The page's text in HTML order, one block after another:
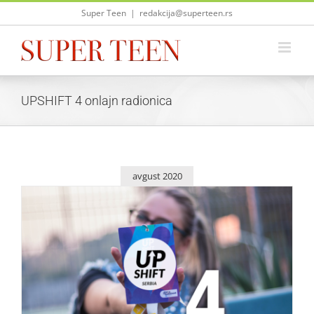
Skip
Super Teen | redakcija@superteen.rs
UPSHIFT 4 onlajn radionica
avgust 2020
U toku je konkurs za UPSHIFT 4 onlajn radionicu!
Život i zabava